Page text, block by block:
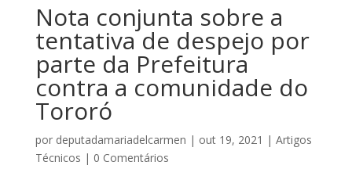
Nota conjunta sobre a
tentativa de despejo por
parte da Prefeitura
contra a comunidade do
Tororó
por deputadamariadelcarmen | out 19, 2021 | Artigos
Técnicos | 0 Comentários